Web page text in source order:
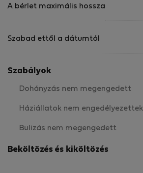
A bérlet maximális hossza
Szabad ettől a dátumtól
Szabályok
Dohányzás nem megengedett
Háziállatok nem engedélyezettek
Bulizás nem megengedett
Beköltözés és kiköltözés